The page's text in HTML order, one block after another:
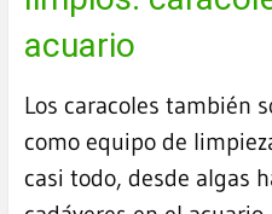
acuario
Los caracoles también
como equipo de
casi todo, desde algas